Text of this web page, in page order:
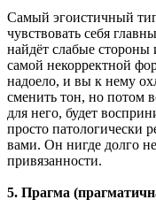
Самый эгоистичный
чувствовать себя
найдёт слабые стороны
самой некорректной
надоело, и вы к нему
сменить тон, но потом
для него, будет
просто патологически
вами. Он нигде долго
привязанности.
5. Прагма